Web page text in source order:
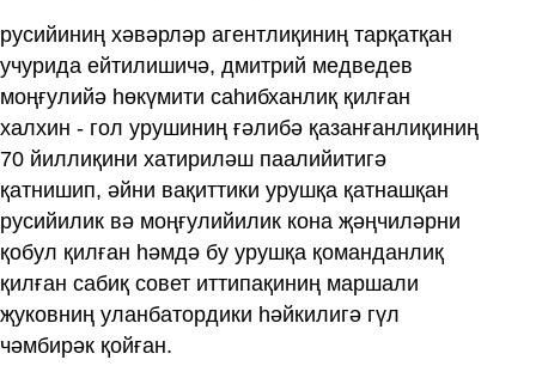
русийиниң хәвәрләр агентлиқиниң тарқатқан
учурида ейтилишичә, дмитрий медведев
моңғулийә һөкүмити саһибханлиқ қилған
халхин - гол урушиниң ғәлибә қазанғанлиқиниң
70 йиллиқини хатириләш паалийитигә
қатнишип, әйни вақиттики урушқа қатнашқан
русийилик вә моңғулийилик кона җәңчиләрни
қобул қилған һәмдә бу урушқа қоманданлиқ
қилған сабиқ совет иттипақиниң маршали
җуковниң уланбатордики һәйкилигә гүл
чәмбирәк қойған.